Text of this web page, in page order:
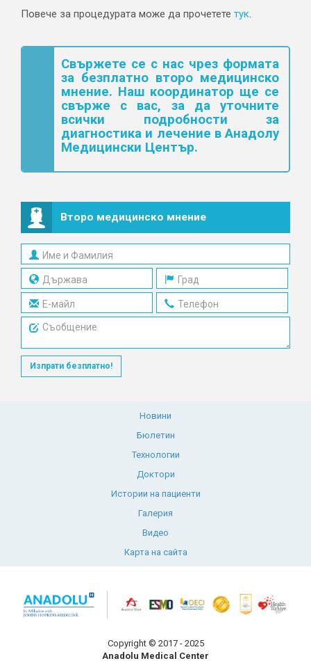
Повече за процедурата може да прочетете тук.
Свържете се с нас чрез формата
за безплатно второ медицинско
мнение. Наш координатор ще се
свърже с вас, за да уточните
всички подробности за
диагностика и лечение в Анадолу
Медицински Център.
Второ медицинско мнение
Изпрати безплатно!
Новини
Бюлетин
Технологии
Доктори
Истории на пациенти
Галерия
Видео
Карта на сайта
Copyright © 2017 - 2025
Anadolu Medical Center